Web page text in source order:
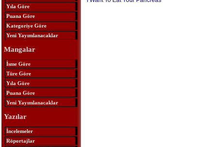
Yıla Göre
Puana Göre
Kategoriye Göre
Yeni Yayımlanacaklar
Mangalar
İsme Göre
Türe Göre
Yıla Göre
Puana Göre
Yeni Yayımlanacaklar
Yazılar
İncelemeler
Röportajlar